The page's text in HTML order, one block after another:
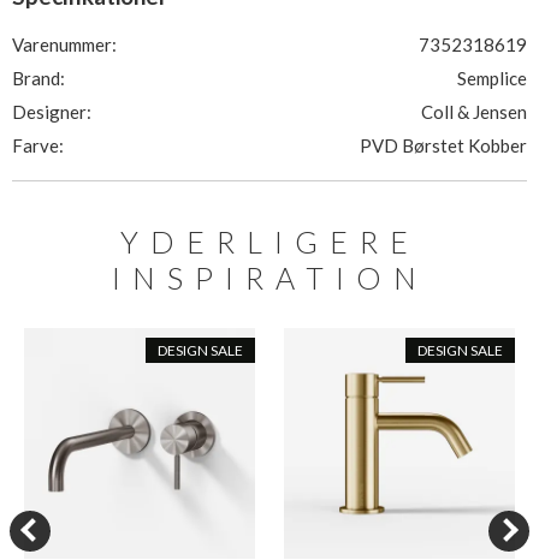
Varenummer:
7352318619
Brand:
Semplice
Designer:
Coll & Jensen
Farve:
PVD Børstet Kobber
YDERLIGERE
INSPIRATION
DESIGN SALE DESIGN SALE